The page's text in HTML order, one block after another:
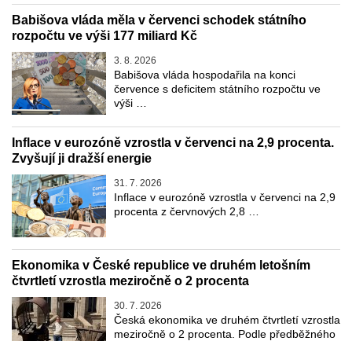
Babišova vláda měla v červenci schodek státního
rozpočtu ve výši 177 miliard Kč
3. 8. 2026
Babišova vláda hospodařila na konci
července s deficitem státního rozpočtu ve
výši …
Inflace v eurozóně vzrostla v červenci na 2,9 procenta.
Zvyšují ji dražší energie
31. 7. 2026
Inflace v eurozóně vzrostla v červenci na 2,9
procenta z červnových 2,8 …
Ekonomika v České republice ve druhém letošním
čtvrtletí vzrostla meziročně o 2 procenta
30. 7. 2026
Česká ekonomika ve druhém čtvrtletí vzrostla
meziročně o 2 procenta. Podle předběžného